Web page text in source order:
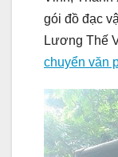
gói đồ đạc
Lương Thế
chuyển văn